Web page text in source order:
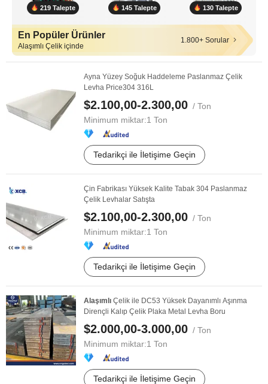
219 Talepte 145 Talepte 130 Talepte
En Popüler Ürünler
Alaşımlı Çelik içinde
1.800+ Sorular
Ayna Yüzey Soğuk Haddeleme Paslanmaz Çelik
Levha Price304 316L
$2.100,00-2.300,00 / Ton
Minimum miktar:1 Ton
Tedarikçi ile İletişime Geçin
Çin Fabrikası Yüksek Kalite Tabak 304 Paslanmaz
Çelik Levhalar Satışta
$2.100,00-2.300,00 / Ton
Minimum miktar:1 Ton
Tedarikçi ile İletişime Geçin
Alaşımlı Çelik ile DC53 Yüksek Dayanımlı Aşınma
Dirençli Kalıp Çelik Plaka Metal Levha Boru
$2.000,00-3.000,00 / Ton
Minimum miktar:1 Ton
Tedarikçi ile İletişime Geçin